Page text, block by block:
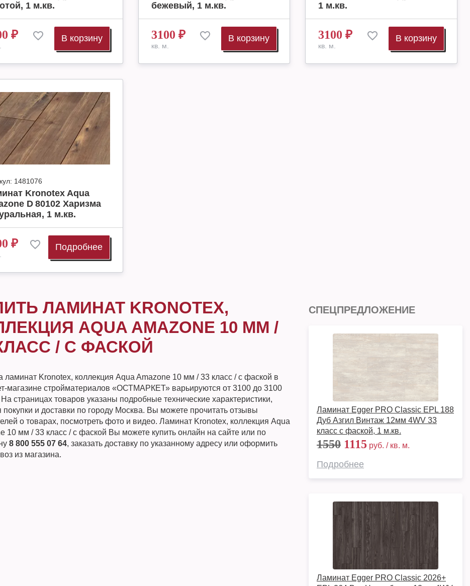
1 м.кв.
₽ В корзину
бежевый, 1 м.кв.
3100 ₽
кв. м.
В корзину
1 м.кв.
3100 ₽
кв. м.
В корзину
1481076
Kronotex Aqua
D 80102 Харизма
1 м.кв.
₽ Подробнее
ЛАМИНАТ KRONOTEX,
AQUA AMAZONE 10 ММ /
/ С ФАСКОЙ
ламинат Kronotex, коллекция Aqua Amazone 10 мм / 33 класс / с фаской в
магазине стройматериалов «ОСТМАРКЕТ» варьируются от 3100 до 3100
страницах товаров указаны подробные технические характеристики,
покупки и доставки по городу Москва. Вы можете прочитать отзывы
о товарах, посмотреть фото и видео. Ламинат Kronotex, коллекция Aqua
10 мм / 33 класс / с фаской Вы можете купить онлайн на сайте или по
8 800 555 07 64, заказать доставку по указанному адресу или оформить
из магазина.
СПЕЦПРЕДЛОЖЕНИЕ
Ламинат Egger PRO Classic EPL 188
Дуб Азгил Винтаж 12мм 4WV 33
класс с фаской, 1 м.кв.
1550 1115 руб. / кв. м.
Подробнее
Ламинат Egger PRO Classic 2026+